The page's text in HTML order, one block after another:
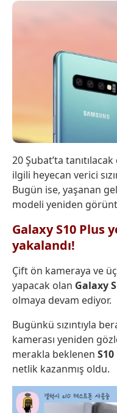
20 Şubat’ta
ilgili heyecan verici
Bugün ise, yaşanan
modeli yeniden
Galaxy S10 Plus
yakalandı!
Çift ön kameraya ve
yapacak olan Galaxy
olmaya devam ediyor.
Bugünkü sızıntıyla
kamerası yeniden
merakla beklenen
netlik kazanmış oldu.